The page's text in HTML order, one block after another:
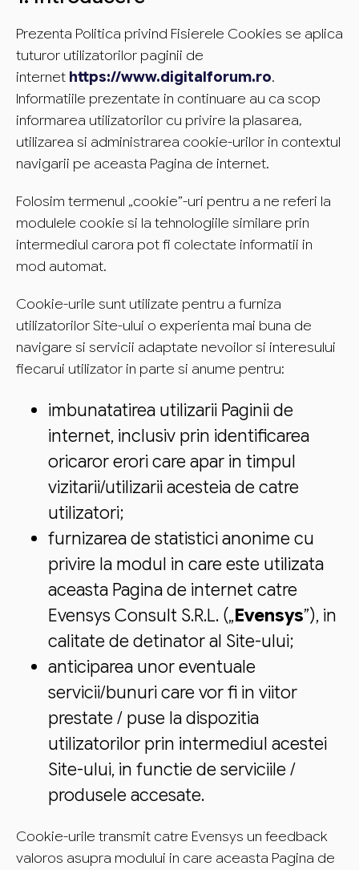
Prezenta Politica privind Fisierele Cookies se aplica
tuturor utilizatorilor paginii de
internet https://www.digitalforum.ro.
Informatiile prezentate in continuare au ca scop
informarea utilizatorilor cu privire la plasarea,
utilizarea si administrarea cookie-urilor in contextul
navigarii pe aceasta Pagina de internet.
Folosim termenul „cookie”-uri pentru a ne referi la
modulele cookie si la tehnologiile similare prin
intermediul carora pot fi colectate informatii in
mod automat.
Cookie-urile sunt utilizate pentru a furniza
utilizatorilor Site-ului o experienta mai buna de
navigare si servicii adaptate nevoilor si interesului
fiecarui utilizator in parte si anume pentru:
imbunatatirea utilizarii Paginii de
internet, inclusiv prin identificarea
oricaror erori care apar in timpul
vizitarii/utilizarii acesteia de catre
utilizatori;
furnizarea de statistici anonime cu
privire la modul in care este utilizata
aceasta Pagina de internet catre
Evensys Consult S.R.L. („Evensys”), in
calitate de detinator al Site-ului;
anticiparea unor eventuale
servicii/bunuri care vor fi in viitor
prestate / puse la dispozitia
utilizatorilor prin intermediul acestei
Site-ului, in functie de serviciile /
produsele accesate.
Cookie-urile transmit catre Evensys un feedback
valoros asupra modului in care aceasta Pagina de